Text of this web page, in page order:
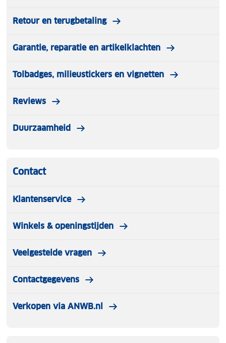
Retour en terugbetaling
Garantie, reparatie en artikelklachten
Tolbadges, milieustickers en vignetten
Reviews
Duurzaamheid
Contact
Klantenservice
Winkels & openingstijden
Veelgestelde vragen
Contactgegevens
Verkopen via ANWB.nl